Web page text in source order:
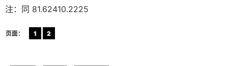
注：同 81.62410.2225
页面： 1 2